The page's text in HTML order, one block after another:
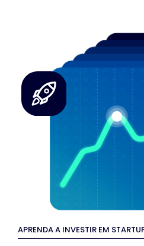
APRENDA A INVESTIR EM